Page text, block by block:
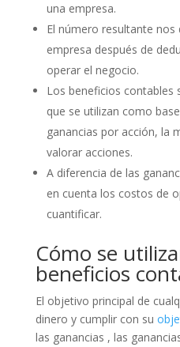
una empresa.
El número resultante nos
empresa después de
operar el negocio.
Los beneficios contables
que se utilizan como
ganancias por acción, la
valorar acciones.
A diferencia de las
en cuenta los costos de
cuantificar.
Cómo se
beneficios
El objetivo principal de
dinero y cumplir con su
las ganancias , las